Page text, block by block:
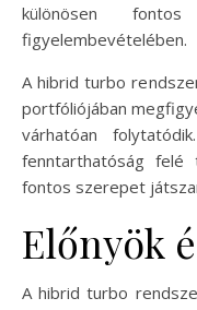
különösen
figyelembevételében.
A hibrid turbo
portfóliójában
várhatóan
fenntarthatóság
fontos szerepet
Előnyök
A hibrid turbo